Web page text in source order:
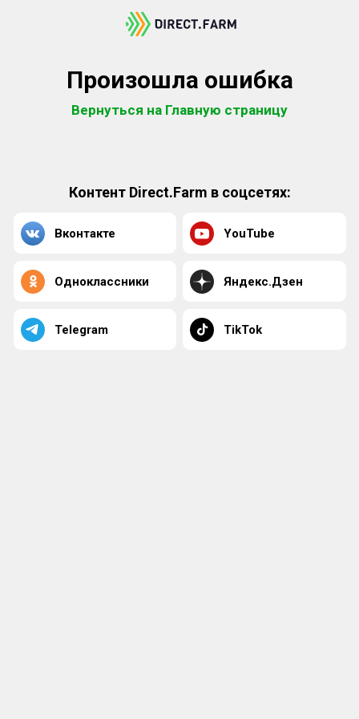
Произошла ошибка
Вернуться на Главную страницу
Контент Direct.Farm в соцсетях:
Вконтакте YouTube
Одноклассники Яндекс.Дзен
Telegram TikTok